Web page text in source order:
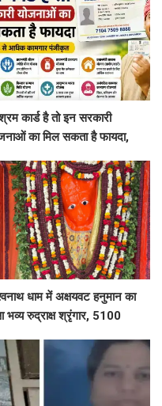
कार्ड है तो इन सरकारी
का मिल सकता है फायदा,
धाम में अक्षयवट हनुमान का
भव्य रुद्राक्ष श्रृंगार, 5100